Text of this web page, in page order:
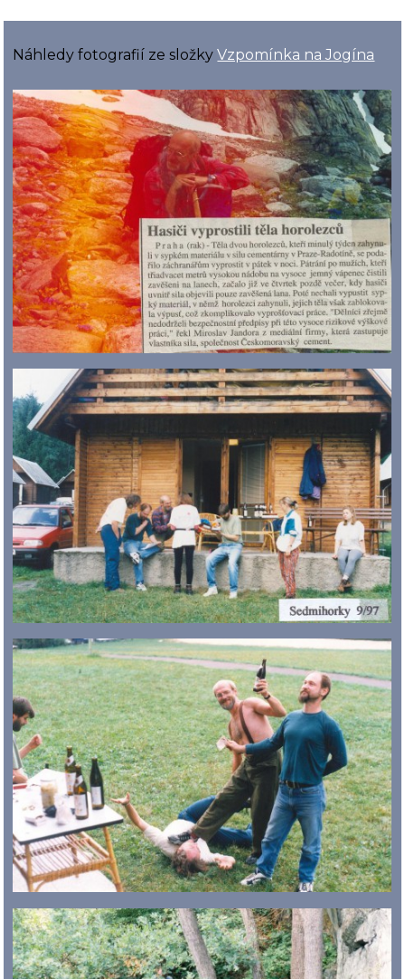
Náhledy fotografií ze složkyVzpomínka na Jogína